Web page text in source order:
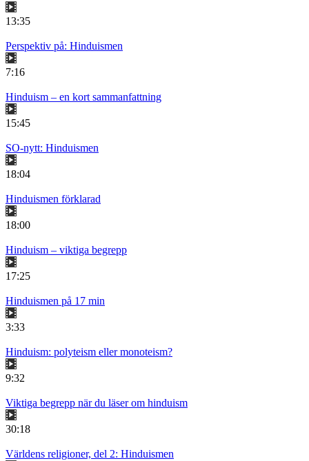
13:35
Perspektiv på: Hinduismen
7:16
Hinduism – en kort sammanfattning
15:45
SO-nytt: Hinduismen
18:04
Hinduismen förklarad
18:00
Hinduism – viktiga begrepp
17:25
Hinduismen på 17 min
3:33
Hinduism: polyteism eller monoteism?
9:32
Viktiga begrepp när du läser om hinduism
30:18
Världens religioner, del 2: Hinduismen